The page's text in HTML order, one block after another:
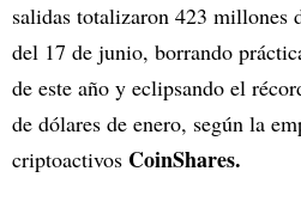
salidas totalizaron 423 millones
del 17 de junio, borrando
de este año y eclipsando el
de dólares de enero, según la
criptoactivos CoinShares.